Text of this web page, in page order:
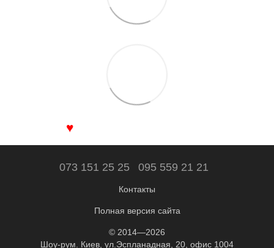
073 151 25 25 095 559 21 21
Контакты
Полная версия сайта
© 2014—2026
Шоу-рум. Киев, ул.Эспланадная, 20, офис 1004